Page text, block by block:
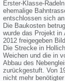
Erster-Klasse-
ehemalige
entschlossen sich
Die Baukosten
wurde das Projekt
2012 freigegeben
Die Strecke in
Weichen und die in
Abbau des
zurückgestuft. Von
nicht mehr